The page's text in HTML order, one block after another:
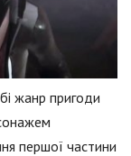
жанр пригоди
першої частини